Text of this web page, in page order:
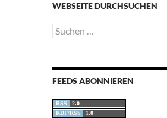
WEBSEITE DURCHSUCHEN
Suchen
nach:
FEEDS ABONNIEREN
RSS
2.0
RDF/RSS
1.0